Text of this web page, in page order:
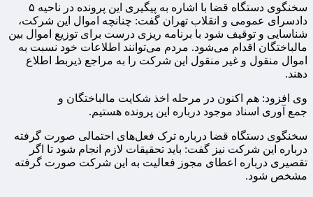
سخنگوی دستگاه قضا با اشاره به پیگیری این پرونده در ناحیه ۵
دادسرای عمومی و انقلاب تهران گفت: چنانچه اموال این شرکت،
شناسایی و توقیف شود با برنامه ریزی درست برای توزیع اموال بین
مالباختگان اقدام می‌شود. مردم می‌توانند اطلاعات خود نسبت به
اموال منقول و غیر منقول این شرکت را به مراجع ذیربط اطلاع
دهند.
وی افزود: هم اکنون در مرحله اخذ شکایت مالباختگان و
جمع آوری اسناد موجود درباره این پرونده هستیم.
سخنگوی دستگاه قضا درباره ترک فعل‌های احتمالی صورت گرفته
درباره این شرکت نیز گفت: باید تحقیقات لازم انجام شود تا اگر
تقصیری درباره اعطای مجوز فعالیت به این شرکت صورت گرفته
مشخص شود.